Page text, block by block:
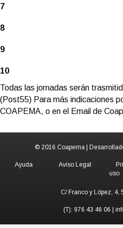
7
8
9
10
Todas las jornadas serán
(Post55) Para más indicaciones
COAPEMA, o en el Email de
© 2016 Coapema |
Ayuda Aviso Legal
uso
C/ Franco y López, 4,
(T): 976 43 46 06 |